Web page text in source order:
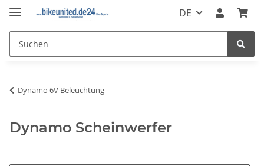
DE
Dynamo 6V Beleuchtung
Dynamo Scheinwerfer